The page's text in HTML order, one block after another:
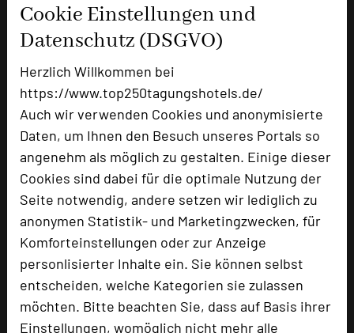
Cookie Einstellungen und
Datenschutz (DSGVO)
Herzlich Willkommen bei
https://www.top250tagungshotels.de/
Auch wir verwenden Cookies und anonymisierte
Daten, um Ihnen den Besuch unseres Portals so
angenehm als möglich zu gestalten. Einige dieser
Cookies sind dabei für die optimale Nutzung der
Seite notwendig, andere setzen wir lediglich zu
anonymen Statistik- und Marketingzwecken, für
Komforteinstellungen oder zur Anzeige
personlisierter Inhalte ein. Sie können selbst
entscheiden, welche Kategorien sie zulassen
möchten. Bitte beachten Sie, dass auf Basis ihrer
Einstellungen, womöglich nicht mehr alle
idealen Rahmen für moderne Business-Events.
mehr …
Tagungshotel im Schwarzwald für
Meetings
14.04.2026
Professionelle Tagungen und Business Meetings im
Schwarzwald mit modernen Räumen, zuverlässiger
Technik und umfassendem Service im DEKRA
Congresshotel Wart.
mehr …